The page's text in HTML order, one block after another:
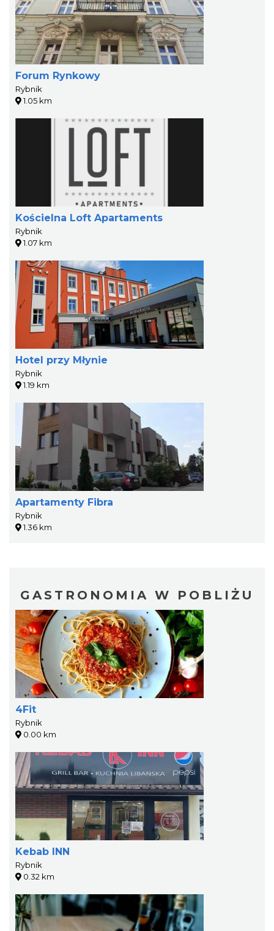
Forum Rynkowy
Rybnik
1.05 km
Kościelna Loft Apartaments
Rybnik
1.07 km
Hotel przy Młynie
Rybnik
1.19 km
Apartamenty Fibra
Rybnik
1.36 km
GASTRONOMIA W POBLIŻU
4Fit
Rybnik
0.00 km
Kebab INN
Rybnik
0.32 km